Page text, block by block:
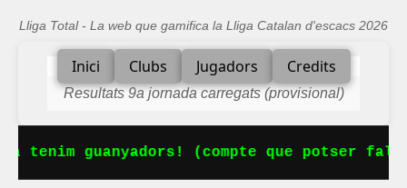
Lliga Total - La web que gamifica la Lliga Catalan d'escacs 2026
Inici Clubs Jugadors Credits
Resultats 9a jornada carregats (provisional)
tenim guanyadors! (compte que potser